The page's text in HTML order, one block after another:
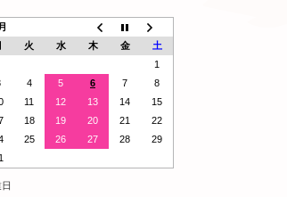
火 水 木 金
土
1
4 5 6 7
8
11 12 13 14
15
18 19 20 21
22
25 26 27 28
29